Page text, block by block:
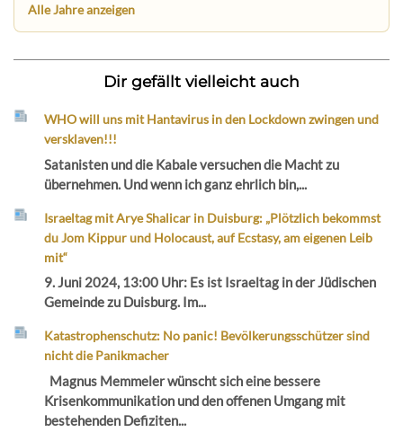
Alle Jahre anzeigen
Dir gefällt vielleicht auch
WHO will uns mit Hantavirus in den Lockdown zwingen und
versklaven!!!
Satanisten und die Kabale versuchen die Macht zu
übernehmen. Und wenn ich ganz ehrlich bin,...
Israeltag mit Arye Shalicar in Duisburg: „Plötzlich bekommst
du Jom Kippur und Holocaust, auf Ecstasy, am eigenen Leib
mit“
9. Juni 2024, 13:00 Uhr: Es ist Israeltag in der Jüdischen
Gemeinde zu Duisburg. Im...
Katastrophenschutz: No panic! Bevölkerungsschützer sind
nicht die Panikmacher
Magnus Memmeler wünscht sich eine bessere
Krisenkommunikation und den offenen Umgang mit
bestehenden Defiziten...